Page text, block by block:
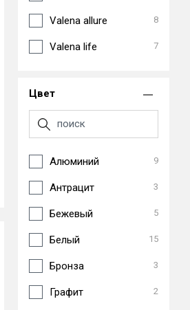
Valena allure 8
Valena life 7
Цвет
Алюминий 9
Антрацит 3
Бежевый 5
Белый 15
Бронза 3
Графит 2